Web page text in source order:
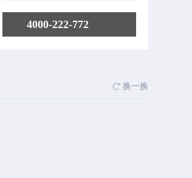
4000-222-772
换一换